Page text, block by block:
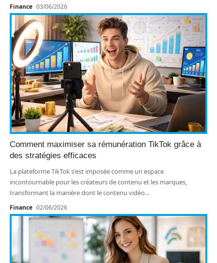
Finance 03/06/2026
Comment maximiser sa rémunération TikTok grâce à
des stratégies efficaces
La plateforme TikTok s'est imposée comme un espace
incontournable pour les créateurs de contenu et les marques,
transformant la manière dont le contenu vidéo…
Finance 02/06/2026